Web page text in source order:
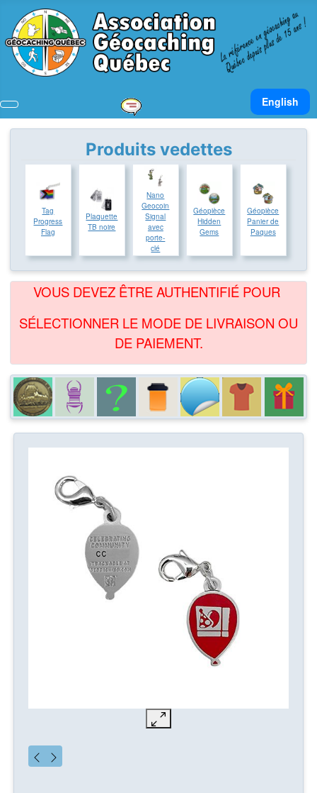
Sélectionnez
English
Produits vedettes
Tag
Progress
Flag
Plaquette
TB noire
Nano
Geocoin
Signal
avec
porte-
clé
Géopièce
Hidden
Gems
Géopièce
Panier de
Paques
VOUS DEVEZ ÊTRE AUTHENTIFIÉ POUR
SÉLECTIONNER LE MODE DE LIVRAISON OU
DE PAIEMENT.